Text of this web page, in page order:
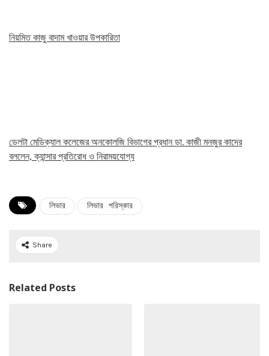
নিয়মিত কাজু বাদাম খাওয়ার উপকারিতা
ডেলটা মেডিক্যাল কলেজের অনকোলজি বিভাগের প্রধান ডা. কাজী মনজুর কাদের
বললেন, ক্যান্সার প্রতিরোধ ও নিরাময়যোগ্য
লিভার লিভার পরিস্কার
Share
Related Posts